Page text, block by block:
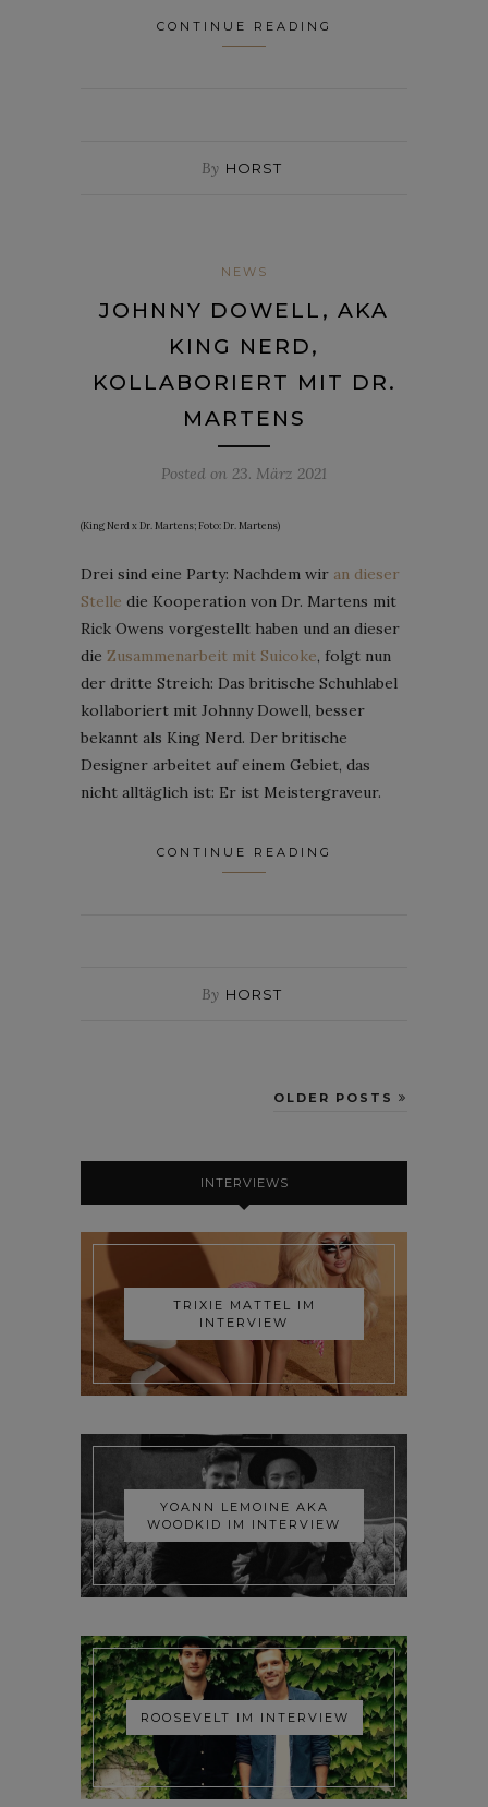
CONTINUE READING
By HORST
NEWS
JOHNNY DOWELL, AKA
KING NERD,
KOLLABORIERT MIT DR.
MARTENS
Posted on 23. März 2021
(King Nerd x Dr. Martens; Foto: Dr. Martens)
Drei sind eine Party: Nachdem wir an dieser
Stelle die Kooperation von Dr. Martens mit
Rick Owens vorgestellt haben und an dieser
die Zusammenarbeit mit Suicoke, folgt nun
der dritte Streich: Das britische Schuhlabel
kollaboriert mit Johnny Dowell, besser
bekannt als King Nerd. Der britische
Designer arbeitet auf einem Gebiet, das
nicht alltäglich ist: Er ist Meistergraveur.
CONTINUE READING
By HORST
OLDER POSTS
INTERVIEWS
TRIXIE MATTEL IM
INTERVIEW
YOANN LEMOINE AKA
WOODKID IM INTERVIEW
ROOSEVELT IM INTERVIEW